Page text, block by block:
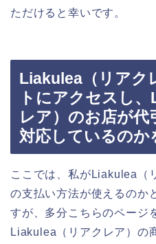
ただけると幸いです。
Liakulea（リアク
トにアクセスし
レア）のお店が代
対応しているのか
ここでは、私がLiakulea（
の支払い方法が使えるのか
すが、多分こちらのページ
Liakulea（リアクレア）の